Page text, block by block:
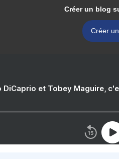
Créer un blog
Créer
DiCaprio et Tobey Maguire,